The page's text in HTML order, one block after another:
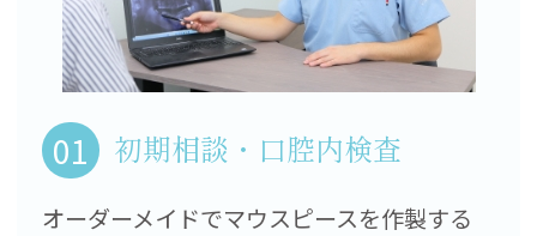
01 初期相談・口腔内検査
オーダーメイドでマウスピースを作製する